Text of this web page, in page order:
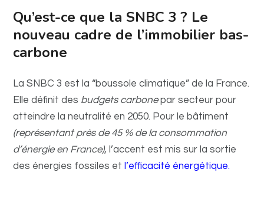
Qu’est-ce que la SNBC 3 ? Le
nouveau cadre de l’immobilier bas-
carbone
La SNBC 3 est la “boussole climatique” de la France.
Elle définit des budgets carbonepar secteur pour
atteindre la neutralité en 2050. Pour le bâtiment
(représentant près de 45 % de la consommation
d’énergie en France), l’accent est mis sur la sortie
des énergies fossiles et l’efficacité énergétique.